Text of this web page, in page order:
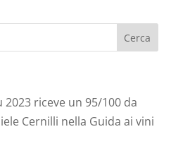
2023 riceve un 95/100 da
Cernilli nella Guida ai vini